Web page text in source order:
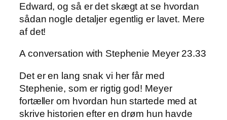
Edward, og så er det skægt at se hvordan
sådan nogle detaljer egentlig er lavet. Mere
af det!
A conversation with Stephenie Meyer 23.33
Det er en lang snak vi her får med
Stephenie, som er rigtig god! Meyer
fortæller om hvordan hun startede med at
skrive historien efter en drøm hun havde